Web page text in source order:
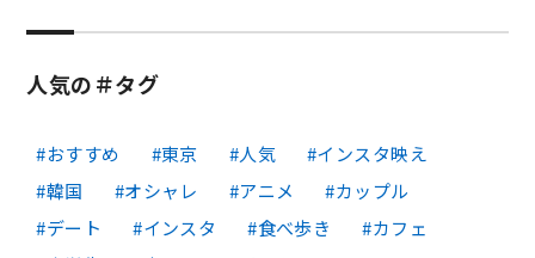
人気の＃タグ
おすすめ 東京 人気
インスタ映え
韓国
オシャレ アニメ
カップル
デート
インスタ 食べ歩き
カフェ